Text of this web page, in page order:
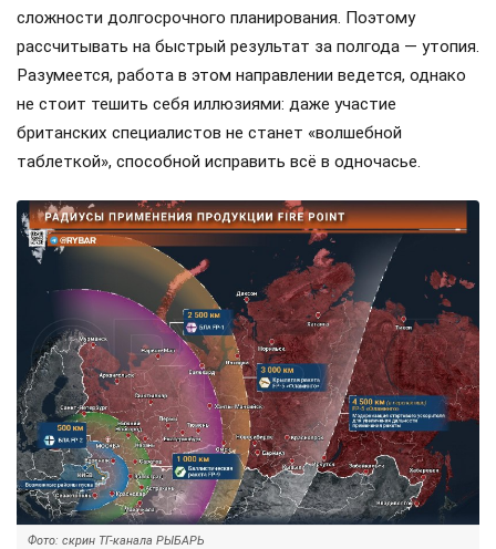
сложности долгосрочного планирования. Поэтому
рассчитывать на быстрый результат за полгода — утопия.
Разумеется, работа в этом направлении ведется, однако
не стоит тешить себя иллюзиями: даже участие
британских специалистов не станет «волшебной
таблеткой», способной исправить всё в одночасье.
Фото: скрин ТГ-канала РЫБАРЬ